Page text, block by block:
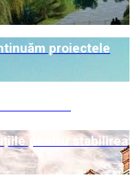
proiectele
pentru stabilirea